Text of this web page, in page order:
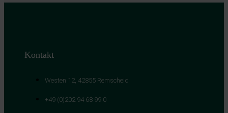
Kontakt
Westen 12, 42855 Remscheid
+49 (0)202 94 68 99 0